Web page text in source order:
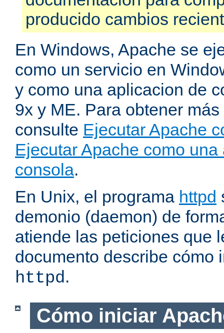
producido cambios
En Windows, Apache se
como un servicio en
y como una aplicacion de
9x y ME. Para obtener
consulte Ejecutar Apache
Ejecutar Apache como
consola.
En Unix, el programa httpd
demonio (daemon) de
atiende las peticiones que
documento describe cómo
httpd.
Cómo iniciar